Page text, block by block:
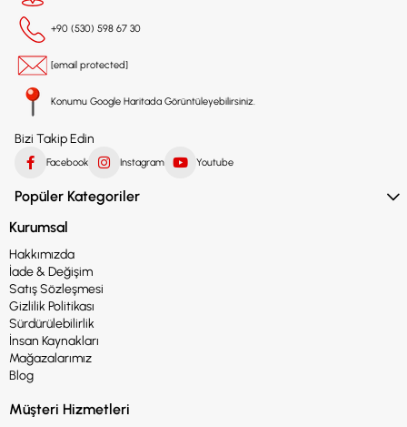
+90 (530) 598 67 30
[email protected]
Konumu Google Haritada Görüntüleyebilirsiniz.
Bizi Takip Edin
Facebook Instagram Youtube
Popüler Kategoriler
Kurumsal
Hakkımızda
İade & Değişim
Satış Sözleşmesi
Gizlilik Politikası
Sürdürülebilirlik
İnsan Kaynakları
Mağazalarımız
Blog
Müşteri Hizmetleri